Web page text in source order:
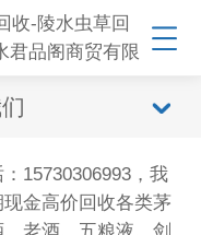
15730306993，我
金高价回收各类茅